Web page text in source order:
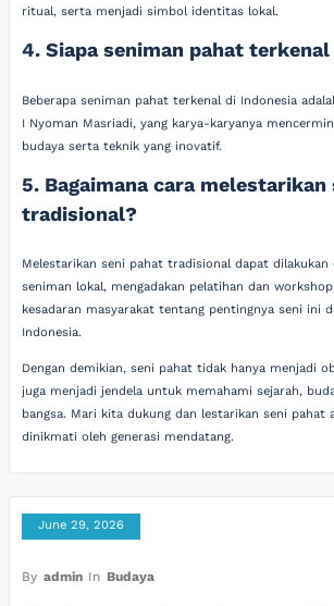
ritual, serta menjadi simbol identitas lokal.
4. Siapa seniman pahat
Beberapa seniman pahat terkenal di Indonesia
I Nyoman Masriadi, yang karya-karyanya
budaya serta teknik yang inovatif.
5. Bagaimana cara melestarikan
tradisional?
Melestarikan seni pahat tradisional dapat dilakukan
seniman lokal, mengadakan pelatihan dan
kesadaran masyarakat tentang pentingnya seni ini
Indonesia.
Dengan demikian, seni pahat tidak hanya menjadi
juga menjadi jendela untuk memahami sejarah,
bangsa. Mari kita dukung dan lestarikan seni pahat
dinikmati oleh generasi mendatang.
June 29, 2026
By admin In Budaya